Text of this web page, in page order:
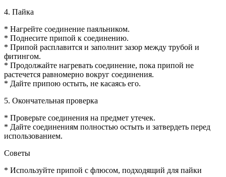
4. Пайка
* Нагрейте соединение паяльником.
* Поднесите припой к соединению.
* Припой расплавится и заполнит зазор между трубой и
фитингом.
* Продолжайте нагревать соединение, пока припой не
растечется равномерно вокруг соединения.
* Дайте припою остыть, не касаясь его.
5. Окончательная проверка
* Проверьте соединения на предмет утечек.
* Дайте соединениям полностью остыть и затвердеть перед
использованием.
Советы
* Используйте припой с флюсом, подходящий для пайки